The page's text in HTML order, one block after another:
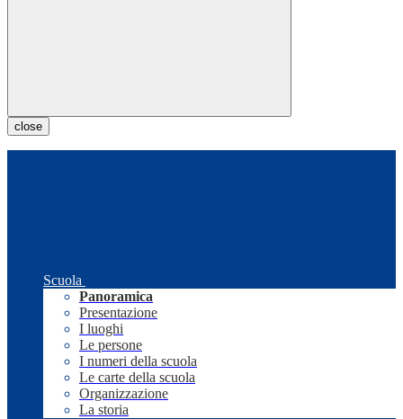
close
Scuola
Panoramica
Presentazione
I luoghi
Le persone
I numeri della scuola
Le carte della scuola
Organizzazione
La storia